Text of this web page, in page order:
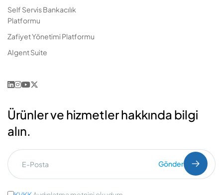
Self Servis Bankacılık
Platformu
Zafiyet Yönetimi Platformu
AIgent Suite
Ürünler ve hizmetler hakkında bilgi
alın.
Gönder